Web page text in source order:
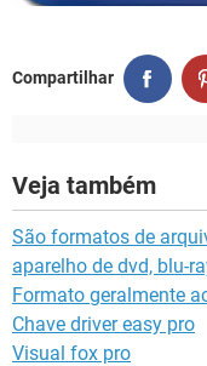
Compartilhar
Veja também
São formatos de
aparelho de dvd, blu-
Formato geralmente
Chave driver easy pro
Visual fox pro